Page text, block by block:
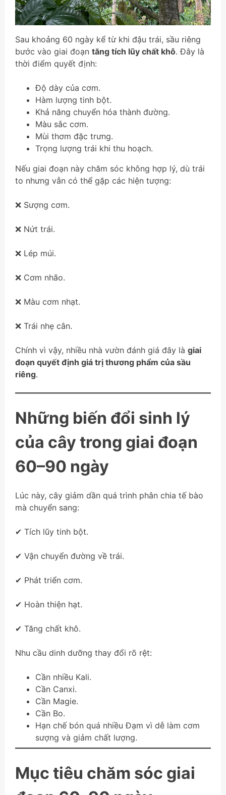
Sau khoảng 60 ngày kể từ khi đậu trái, sầu riêng
bước vào giai đoạn tăng tích lũy chất khô. Đây là
thời điểm quyết định:
Độ dày của cơm.
Hàm lượng tinh bột.
Khả năng chuyển hóa thành đường.
Màu sắc cơm.
Mùi thơm đặc trưng.
Trọng lượng trái khi thu hoạch.
Nếu giai đoạn này chăm sóc không hợp lý, dù trái
to nhưng vẫn có thể gặp các hiện tượng:
❌ Sượng cơm.
❌ Nứt trái.
❌ Lép múi.
❌ Cơm nhão.
❌ Màu cơm nhạt.
❌ Trái nhẹ cân.
Chính vì vậy, nhiều nhà vườn đánh giá đây là giai
đoạn quyết định giá trị thương phẩm của sầu
riêng.
Những biến đổi sinh lý
của cây trong giai đoạn
60–90 ngày
Lúc này, cây giảm dần quá trình phân chia tế bào
mà chuyển sang:
✔ Tích lũy tinh bột.
✔ Vận chuyển đường về trái.
✔ Phát triển cơm.
✔ Hoàn thiện hạt.
✔ Tăng chất khô.
Nhu cầu dinh dưỡng thay đổi rõ rệt:
Cần nhiều Kali.
Cần Canxi.
Cần Magie.
Cần Bo.
Hạn chế bón quá nhiều Đạm vì dễ làm cơm
sượng và giảm chất lượng.
Mục tiêu chăm sóc giai